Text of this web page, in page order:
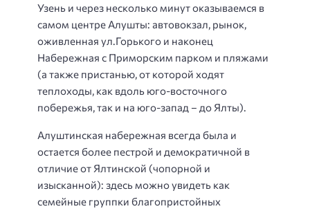
Узень и через несколько минут оказываемся в
самом центре Алушты: автовокзал, рынок,
оживленная ул.Горького и наконец
Набережная с Приморским парком и пляжами
(а также пристанью, от которой ходят
теплоходы, как вдоль юго-восточного
побережья, так и на юго-запад – до Ялты).
Алуштинская набережная всегда была и
остается более пестрой и демократичной в
отличие от Ялтинской (чопорной и
изысканной): здесь можно увидеть как
семейные группки благопристойных